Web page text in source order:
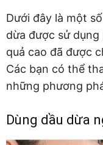
Dưới đây là một
dừa được sử
quả cao đã được
Các bạn có thể
những phương
Dùng dầu dừa